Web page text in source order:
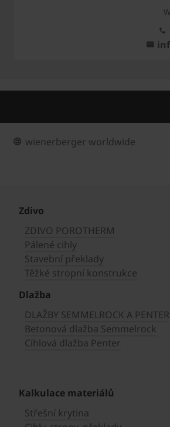
wienerberger worldwide
Zdivo
ZDIVO POROTHERM
Pálené cihly
Stavební překlady
Těžké stropní konstrukce
Dlažba
DLAŽBY SEMMELROCK A PENTER
Betonová dlažba Semmelrock
Cihlová dlažba Penter
Kalkulace materiálů
Střešní krytina